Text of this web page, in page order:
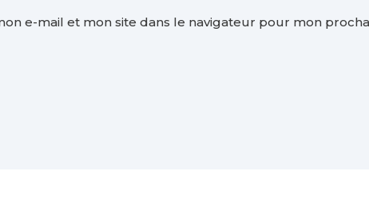
e-mail et mon site dans le navigateur pour mon